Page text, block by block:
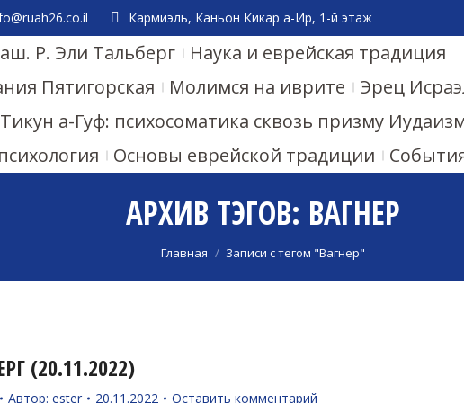
Кармиэль, Каньон Кикар а-Ир, 1-й этаж
Р. Эли Тальберг
Наука и еврейская традиция
Пятигорская
Молимся на иврите
Эрец
Тикун а-Гуф: психосоматика сквозь призму
Основы еврейской традиции
АРХИВ ТЭГОВ: ВАГНЕР
Вы здесь:
Главная Записи с тегом "Вагнер"
(20.11.2022)
Автор: ester 20.11.2022 Оставить комментарий